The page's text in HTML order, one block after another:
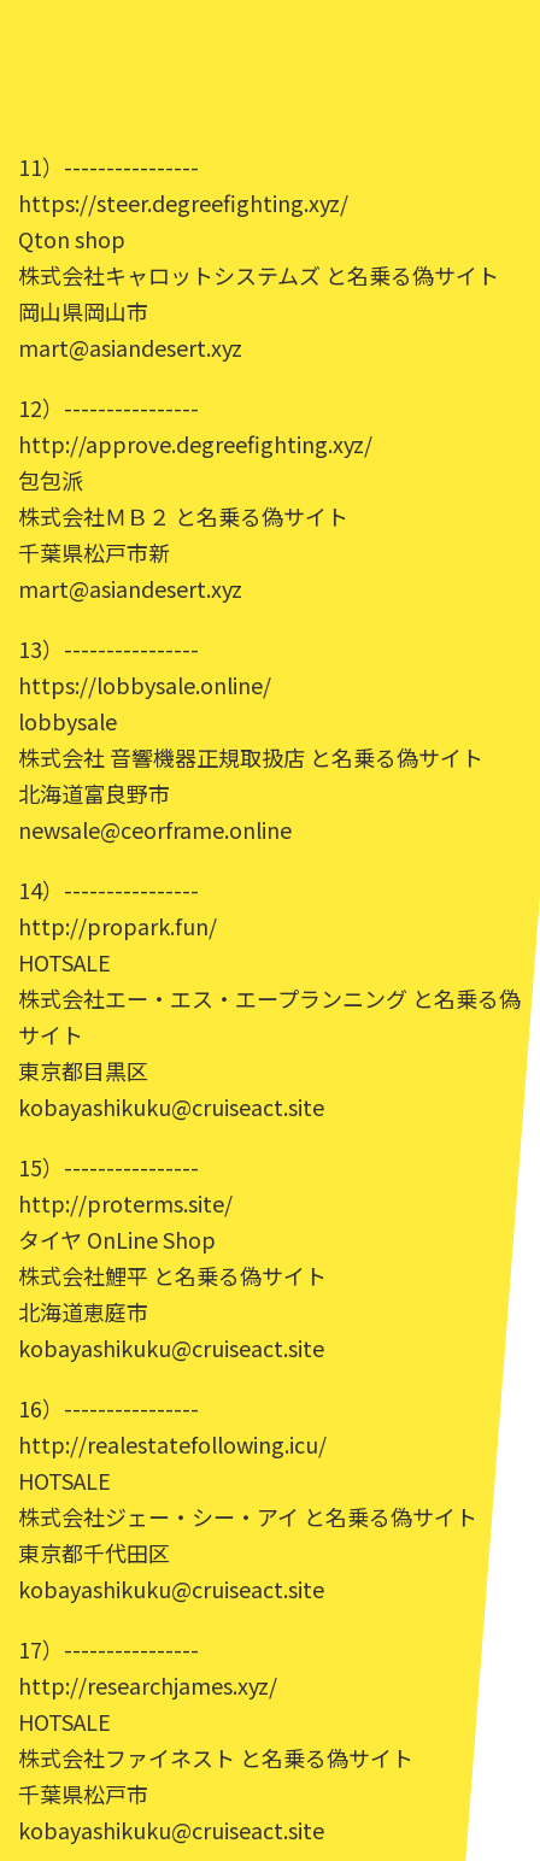
11）----------------
https://steer.degreefighting.xyz/
Qton shop
株式会社キャロットシステムズ と名乗る偽サイト
岡山県岡山市
mart@asiandesert.xyz
12）----------------
http://approve.degreefighting.xyz/
包包派
株式会社ＭＢ２ と名乗る偽サイト
千葉県松戸市新
mart@asiandesert.xyz
13）----------------
https://lobbysale.online/
lobbysale
株式会社 音響機器正規取扱店 と名乗る偽サイト
北海道富良野市
newsale@ceorframe.online
14）----------------
http://propark.fun/
HOTSALE
株式会社エー・エス・エープランニング と名乗る偽
サイト
東京都目黒区
kobayashikuku@cruiseact.site
15）----------------
http://proterms.site/
タイヤ OnLine Shop
株式会社鯉平 と名乗る偽サイト
北海道恵庭市
kobayashikuku@cruiseact.site
16）----------------
http://realestatefollowing.icu/
HOTSALE
株式会社ジェー・シー・アイ と名乗る偽サイト
東京都千代田区
kobayashikuku@cruiseact.site
17）----------------
http://researchjames.xyz/
HOTSALE
株式会社ファイネスト と名乗る偽サイト
千葉県松戸市
kobayashikuku@cruiseact.site